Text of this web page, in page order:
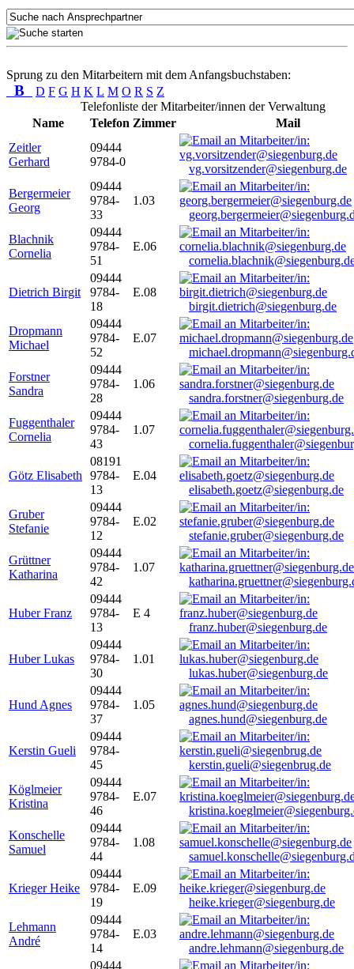
Sprung zu den Mitarbeitern mit dem Anfangsbuchstaben:
B D F G H K L M O R S Z
Telefonliste der Mitarbeiter/innen der Verwaltung
Name
Telefon Zimmer
Mail
Zeitler
Gerhard
09444
9784-0
vg.vorsitzender@siegenburg.de
Bergermeier
Georg
09444
9784-
33
1.03
Blachnik
Cornelia
09444
9784-
51
E.06
Dietrich Birgit
09444
9784-
18
E.08
birgit.dietrich@siegenburg.de
Dropmann
Michael
09444
9784-
52
E.07
Forstner
Sandra
09444
9784-
28
1.06
sandra.forstner@siegenburg.de
Fuggenthaler
Cornelia
09444
9784-
43
1.07
Götz Elisabeth
08191
9784-
13
E.04
elisabeth.goetz@siegenburg.de
Gruber
Stefanie
09444
9784-
12
E.02
stefanie.gruber@siegenburg.de
Grüttner
Katharina
09444
9784-
42
1.07
Huber Franz
09444
9784-
13
E 4
franz.huber@siegenburg.de
Huber Lukas
09444
9784-
30
1.01
lukas.huber@siegenburg.de
Hund Agnes
09444
9784-
37
1.05
agnes.hund@siegenburg.de
Kerstin Gueli
09444
9784-
45
kerstin.gueli@siegenbrug.de
Köglmeier
Kristina
09444
9784-
46
E.07
Konschelle
Samuel
09444
9784-
44
1.08
Krieger Heike
09444
9784-
19
E.09
heike.krieger@siegenburg.de
Lehmann
André
09444
9784-
14
E.03
andre.lehmann@siegenburg.de
09444